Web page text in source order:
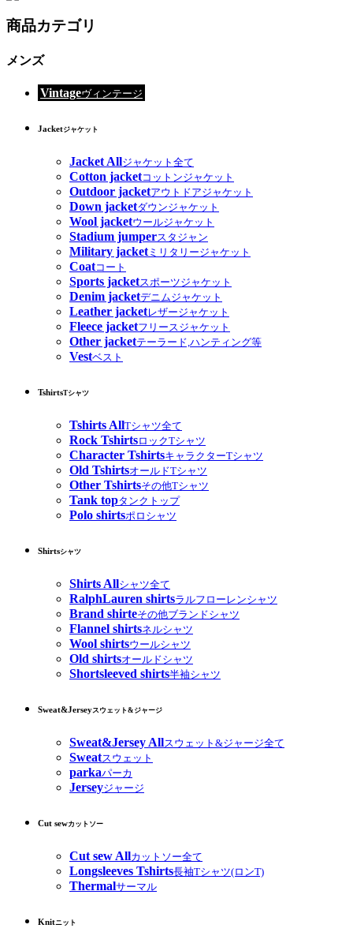
商品カテゴリ
メンズ
Vintageヴィンテージ
Jacketジャケット
Jacket Allジャケット全て
Cotton jacketコットンジャケット
Outdoor jacketアウトドアジャケット
Down jacketダウンジャケット
Wool jacketウールジャケット
Stadium jumperスタジャン
Military jacketミリタリージャケット
Coatコート
Sports jacketスポーツジャケット
Denim jacketデニムジャケット
Leather jacketレザージャケット
Fleece jacketフリースジャケット
Other jacketテーラード,ハンティング等
Vestベスト
TshirtsTシャツ
Tshirts AllTシャツ全て
Rock TshirtsロックTシャツ
Character TshirtsキャラクターTシャツ
Old TshirtsオールドTシャツ
Other Tshirtsその他Tシャツ
Tank topタンクトップ
Polo shirtsポロシャツ
Shirtsシャツ
Shirts Allシャツ全て
RalphLauren shirtsラルフローレンシャツ
Brand shirteその他ブランドシャツ
Flannel shirtsネルシャツ
Wool shirtsウールシャツ
Old shirtsオールドシャツ
Shortsleeved shirts半袖シャツ
Sweat&Jerseyスウェット&ジャージ
Sweat&Jersey Allスウェット&ジャージ全て
Sweatスウェット
parkaパーカ
Jerseyジャージ
Cut sewカットソー
Cut sew Allカットソー全て
Longsleeves Tshirts長袖Tシャツ(ロンT)
Thermalサーマル
Knitニット